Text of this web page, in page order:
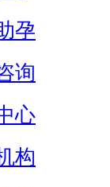
孕
询
心
构